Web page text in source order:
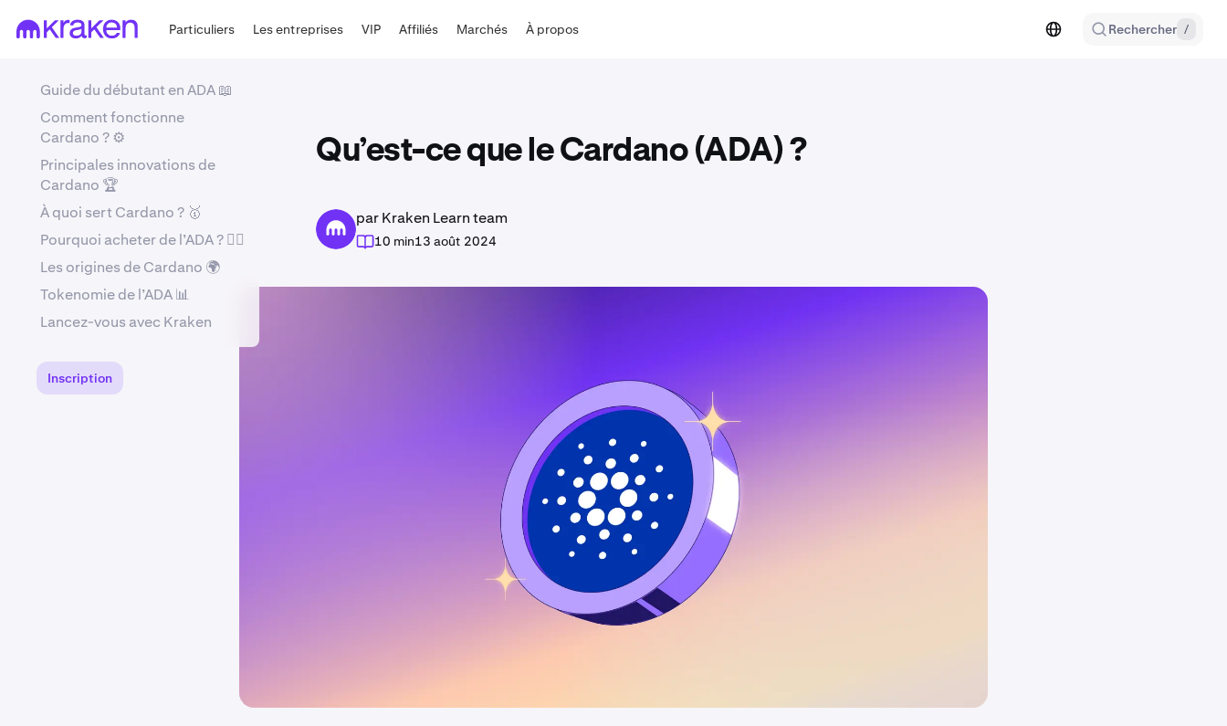
Particuliers Les entreprises VIP Affiliés Marchés À propos Rechercher /
Qu’est-ce que le Cardano (ADA) ?
par Kraken Learn team
10 min13 août 2024
Guide du débutant en ADA 📖
Comment fonctionne
Cardano ? ⚙️
Principales innovations de
Cardano 🏆
À quoi sert Cardano ? 🥇
Pourquoi acheter de l’ADA ? 🤷‍♂️
Les origines de Cardano 🌍
Tokenomie de l’ADA 📊
Lancez-vous avec Kraken
Inscription